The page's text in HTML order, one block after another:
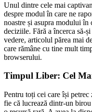
Unul dintre cele mai
despre modul în care ne
noastre și asupra modului în
deciziile. Fără a încerca să-
vedere, articolul părea mai
care rămâne cu tine mult
browserului.
Timpul Liber: Cel
Pentru toți cei care își
fie că lucrează dintr-un